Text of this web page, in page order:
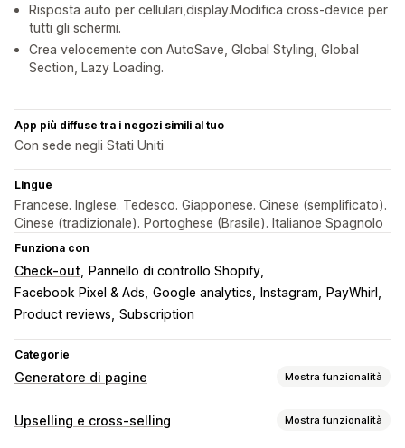
Risposta auto per cellulari,display.Modifica cross-device per
tutti gli schermi.
Crea velocemente con AutoSave, Global Styling, Global
Section, Lazy Loading.
App più diffuse tra i negozi simili al tuo
Con sede negli Stati Uniti
Lingue
Francese. Inglese. Tedesco. Giapponese. Cinese (semplificato).
Cinese (tradizionale). Portoghese (Brasile). Italianoe Spagnolo
Funziona con
Check-out
Pannello di controllo Shopify
Facebook Pixel & Ads Google analytics Instagram
PayWhirl
Product reviews Subscription
Categorie
Generatore di pagine Mostra funzionalità
Tipi di pagine
Upselling e cross-selling Mostra funzionalità